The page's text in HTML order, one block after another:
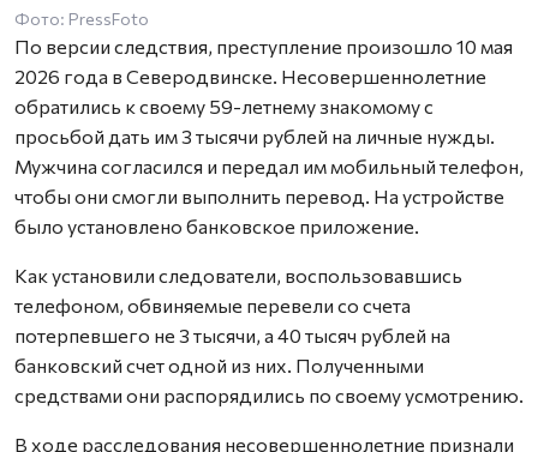
Фото: PressFoto
По версии следствия, преступление произошло 10 мая
2026 года в Северодвинске. Несовершеннолетние
обратились к своему 59-летнему знакомому с
просьбой дать им 3 тысячи рублей на личные нужды.
Мужчина согласился и передал им мобильный телефон,
чтобы они смогли выполнить перевод. На устройстве
было установлено банковское приложение.
Как установили следователи, воспользовавшись
телефоном, обвиняемые перевели со счета
потерпевшего не 3 тысячи, а 40 тысяч рублей на
банковский счет одной из них. Полученными
средствами они распорядились по своему усмотрению.
В ходе расследования несовершеннолетние признали